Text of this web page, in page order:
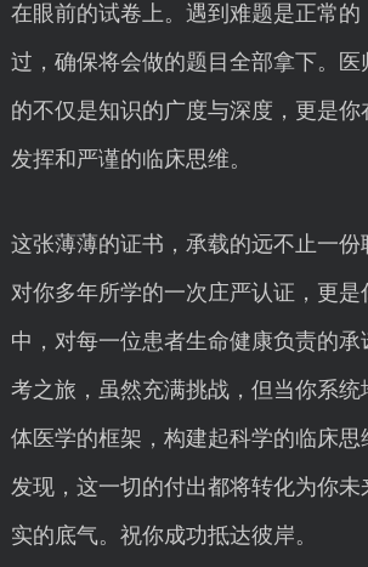
在眼前的试卷上。遇到难题是正常
过，确保将会做的题目全部拿下。医
的不仅是知识的广度与深度，更是你
发挥和严谨的临床思维。
这张薄薄的证书，承载的远不止一份
对你多年所学的一次庄严认证，更是
中，对每一位患者生命健康负责的承
考之旅，虽然充满挑战，但当你系统
体医学的框架，构建起科学的临床思
发现，这一切的付出都将转化为你未
实的底气。祝你成功抵达彼岸。